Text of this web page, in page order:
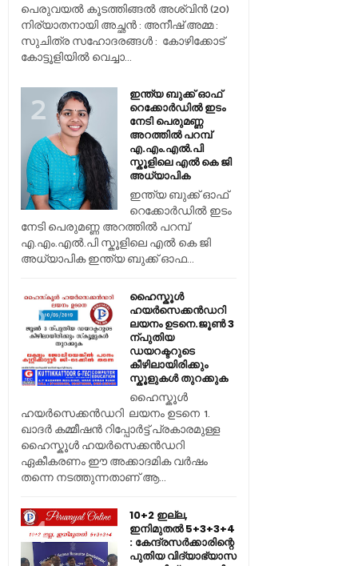
പെരുവയൽ കൂടത്തിങ്ങൽ അശ്വിൻ (20)
നിര്യാതനായി അച്ഛൻ : അനീഷ് അമ്മ :
സുചിത്ര സഹോദരങ്ങൾ : കോഴിക്കോട്
കോട്ടൂളിയിൽ വെച്ചാ...
ഇന്ത്യ ബുക്ക് ഓഫ്
റെക്കോർഡിൽ ഇടം
നേടി പെരുമണ്ണ
അറത്തിൽ പറമ്പ്
എ.എം.എൽ.പി
സ്കൂളിലെ എൽ കെ ജി
അധ്യാപിക
ഇന്ത്യ ബുക്ക് ഓഫ്
റെക്കോർഡിൽ ഇടം
നേടി പെരുമണ്ണ അറത്തിൽ പറമ്പ്
എ.എം.എൽ.പി സ്കൂളിലെ എൽ കെ ജി
അധ്യാപിക ഇന്ത്യ ബുക്ക് ഓഫ...
ഹൈസ്കൂൾ
ഹയർസെക്കൻഡറി
ലയനം ഉടനെ.ജൂൺ 3
ന്പുതിയ
ഡയറക്ടറുടെ
കീഴിലായിരിക്കും
സ്കൂളുകൾ തുറക്കുക
ഹൈസ്കൂൾ
ഹയർസെക്കൻഡറി ലയനം ഉടനെ 1.
ഖാദർ കമ്മീഷൻ റിപ്പോർട്ട് പ്രകാരമുള്ള
ഹൈസ്കൂൾ ഹയർസെക്കൻഡറി
ഏകീകരണം ഈ അക്കാദമിക വർഷം
തന്നെ നടത്തുന്നതാണ് ആ...
10+2 ഇല്ല,
ഇനിമുതൽ 5+3+3+4
: കേന്ദ്രസർക്കാരിന്റെ
പുതിയ വിദ്യാഭ്യാസ